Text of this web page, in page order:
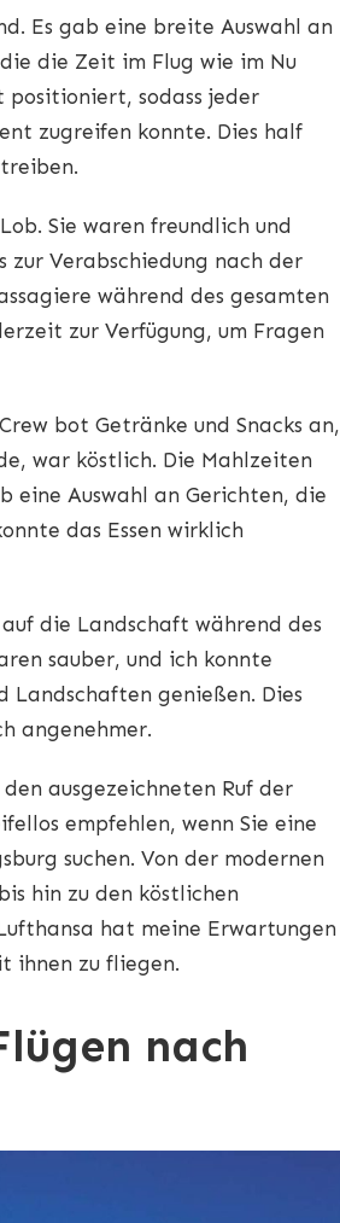
Es gab eine breite Auswahl an
die Zeit im Flug wie im Nu
positioniert, sodass jeder
zugreifen konnte. Dies half
Sie waren freundlich und
zur Verabschiedung nach der
während des gesamten
zur Verfügung, um Fragen
bot Getränke und Snacks an,
war köstlich. Die Mahlzeiten
eine Auswahl an Gerichten, die
das Essen wirklich
die Landschaft während des
sauber, und ich konnte
Landschaften genießen. Dies
angenehmer.
ausgezeichneten Ruf der
empfehlen, wenn Sie eine
suchen. Von der modernen
hin zu den köstlichen
hat meine Erwartungen
ihnen zu fliegen.
nach